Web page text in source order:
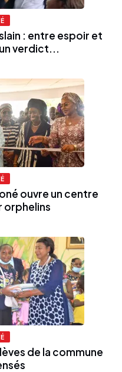
: entre espoir et
verdict...
ouvre un centre
orphelins
de la commune